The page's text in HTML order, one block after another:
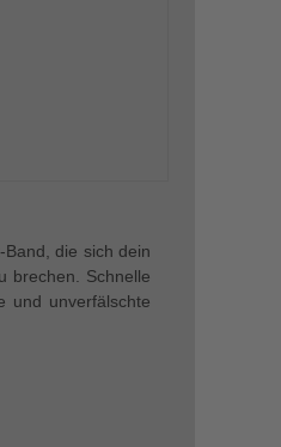
die sich dein
brechen. Schnelle
und unverfälschte